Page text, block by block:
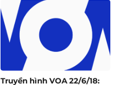
Truyền hình VOA 22/6/18: